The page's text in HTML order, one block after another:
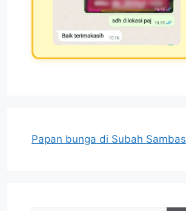
Papan bunga di Subah Sambas